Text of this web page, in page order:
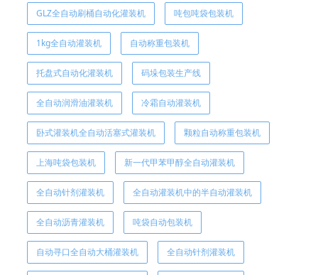
GLZ全自动刷桶自动化灌装机 吨包吨袋包装机
1kg全自动灌装机 自动称重包装机
托盘式自动化灌装机 码垛包装生产线
全自动润滑油灌装机 冷霜自动灌装机
卧式灌装机全自动活塞式灌装机 颗粒自动称重包装机
上海吨袋包装机 新一代甲苯甲醇全自动灌装机
全自动针剂灌装机 全自动灌装机中的半自动灌装机
全自动沥青灌装机 吨袋自动包装机
自动寻口全自动大桶灌装机 全自动针剂灌装机